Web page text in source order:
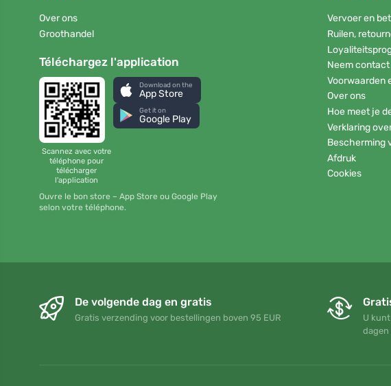
Over ons
Groothandel
Téléchargez l'application
Scannez avec votre
téléphone pour
télécharger
l'application
Download on the
App Store
Get it on
Google Play
Ouvre le bon store – App Store ou Google Play
selon votre téléphone.
Vervoer en
Ruilen,
Neem
Voorwaarden
Over ons
Hoe meet je
Verklaring
Bescherming
Afdruk
Cookies
De volgende dag en gratis
Gratis verzending voor bestellingen boven 95 EUR
U
dagen